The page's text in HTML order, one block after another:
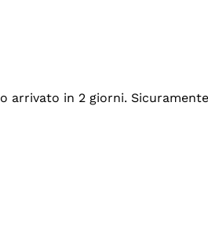
arrivato in 2 giorni.